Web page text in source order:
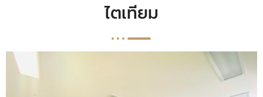
ไตเทียม